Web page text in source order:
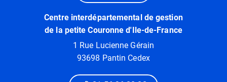
Centre interdépartemental de gestion
de la petite Couronne d'Ile-de-France
1 Rue Lucienne Gérain
93698 Pantin Cedex